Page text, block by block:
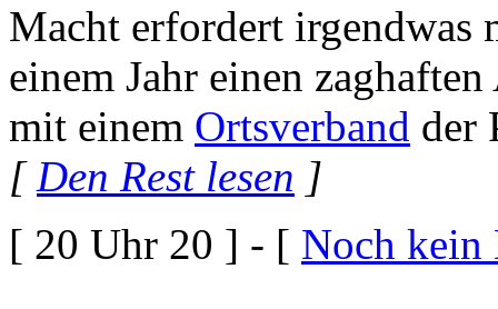
Macht erfordert irgendwas
einem Jahr einen
mit einem Ortsverband der
[Den Rest lesen ]
[ 20 Uhr 20 ] - [ Noch kein